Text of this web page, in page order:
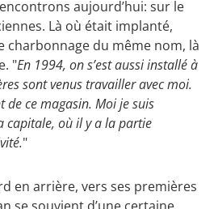
aujourd’hui: sur le
Là où était implanté,
charbonnage du même nom, là
"En 1994, on s’est aussi installé à
sont venus travailler avec moi.
de ce magasin. Moi je suis
capitale, où il y a la partie
"
en arrière, vers ses premières